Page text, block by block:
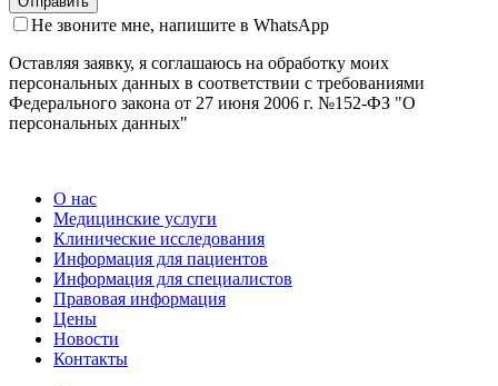
Не звоните мне, напишите в WhatsApp
Оставляя заявку, я соглашаюсь на обработку моих
персональных данных в соответствии с требованиями
Федерального закона от 27 июня 2006 г. №152-ФЗ "О
персональных данных"
О нас
Медицинские услуги
Клинические исследования
Информация для пациентов
Информация для специалистов
Правовая информация
Цены
Новости
Контакты